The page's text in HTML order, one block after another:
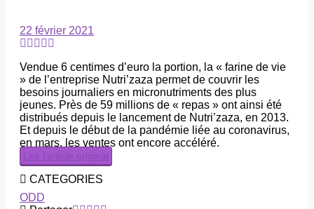
22 février 2021
Vendue 6 centimes d’euro la portion, la « farine de vie
» de l’entreprise Nutri’zaza permet de couvrir les
besoins journaliers en micronutriments des plus
jeunes. Près de 59 millions de « repas » ont ainsi été
distribués depuis le lancement de Nutri’zaza, en 2013.
Et depuis le début de la pandémie liée au coronavirus,
en mars, les ventes ont encore accéléré.
Lire l’article original
CATEGORIES
ODD